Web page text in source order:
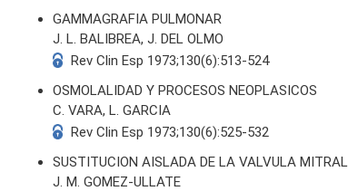
GAMMAGRAFIA PULMONAR
J. L. BALIBREA, J. DEL OLMO
Rev Clin Esp 1973;130(6):513-524
OSMOLALIDAD Y PROCESOS NEOPLASICOS
C. VARA, L. GARCIA
Rev Clin Esp 1973;130(6):525-532
SUSTITUCION AISLADA DE LA VALVULA MITRAL
J. M. GOMEZ-ULLATE